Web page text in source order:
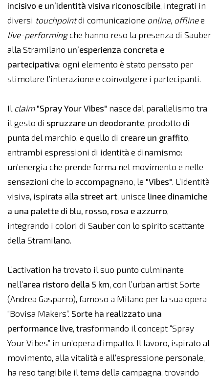
incisivo e un’identità visiva riconoscibile, integrati in
diversi touchpointdi comunicazione online, offlinee
live-performingche hanno reso la presenza di Sauber
alla Stramilano un’esperienza concreta e
partecipativa: ogni elemento è stato pensato per
stimolare l’interazione e coinvolgere i partecipanti.
Il claim "Spray Your Vibes" nasce dal parallelismo tra
il gesto di spruzzare un deodorante, prodotto di
punta del marchio, e quello di creare un graffito,
entrambi espressioni di identità e dinamismo:
un’energia che prende forma nel movimento e nelle
sensazioni che lo accompagnano, le "Vibes". L’identità
visiva, ispirata alla street art, unisce linee dinamiche
a una palette di blu, rosso, rosa e azzurro,
integrando i colori di Sauber con lo spirito scattante
della Stramilano.
L’activation ha trovato il suo punto culminante
nell’area ristoro della 5 km, con l’urban artist Sorte
(Andrea Gasparro), famoso a Milano per la sua opera
“Bovisa Makers”. Sorte ha realizzato una
performance live, trasformando il concept “Spray
Your Vibes” in un’opera d’impatto. Il lavoro, ispirato al
movimento, alla vitalità e all’espressione personale,
ha reso tangibile il tema della campagna, trovando